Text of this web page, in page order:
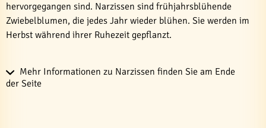
hervorgegangen sind. Narzissen sind frühjahrsblühende
Zwiebelblumen, die jedes Jahr wieder blühen. Sie werden im
Herbst während ihrer Ruhezeit gepflanzt.
Mehr Informationen zu Narzissen finden Sie am Ende
der Seite